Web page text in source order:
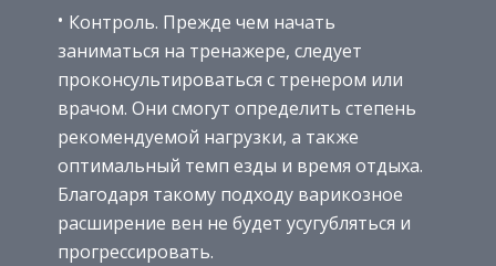
Контроль. Прежде чем начать
заниматься на тренажере, следует
проконсультироваться с тренером или
врачом. Они смогут определить степень
рекомендуемой нагрузки, а также
оптимальный темп езды и время отдыха.
Благодаря такому подходу варикозное
расширение вен не будет усугубляться и
прогрессировать.